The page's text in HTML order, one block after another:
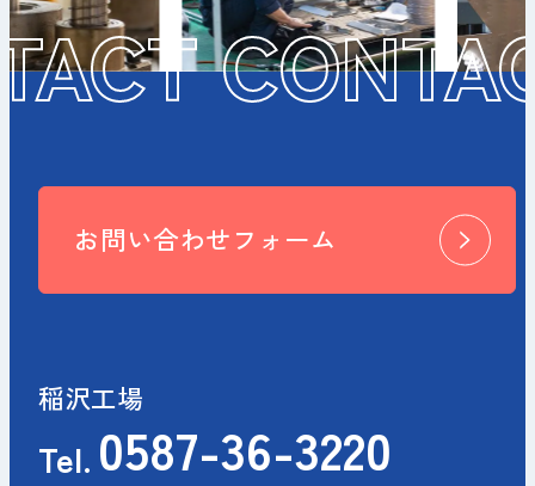
お問い合わせフォーム
稲沢工場
Tel. 0587-36-3220